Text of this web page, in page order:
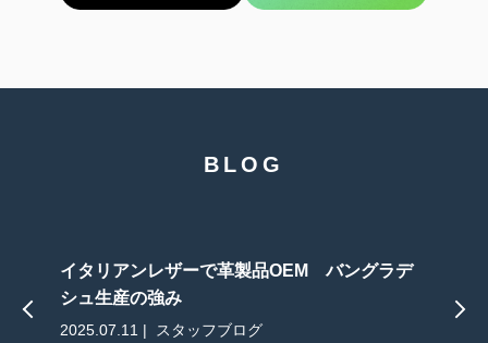
BLOG
イタリアンレザーで革製品OEM バングラデ
シュ生産の強み
2025.07.11 | スタッフブログ